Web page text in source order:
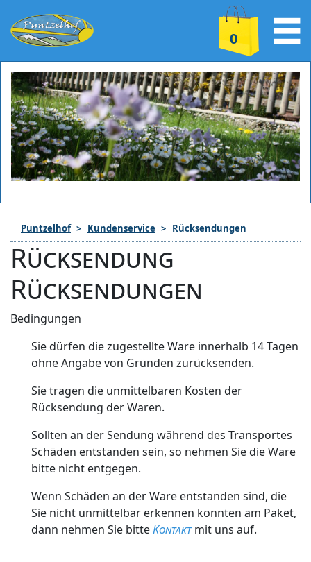
0
Puntzelhof Kundenservice Rücksendungen
Rücksendung
Rücksendungen
Bedingungen
Sie dürfen die zugestellte Ware innerhalb 14 Tagen
ohne Angabe von Gründen zurücksenden.
Sie tragen die unmittelbaren Kosten der
Rücksendung der Waren.
Sollten an der Sendung während des Transportes
Schäden entstanden sein, so nehmen Sie die Ware
bitte nicht entgegen.
Wenn Schäden an der Ware entstanden sind, die
Sie nicht unmittelbar erkennen konnten am Paket,
dann nehmen Sie bitteKontaktmit uns auf.